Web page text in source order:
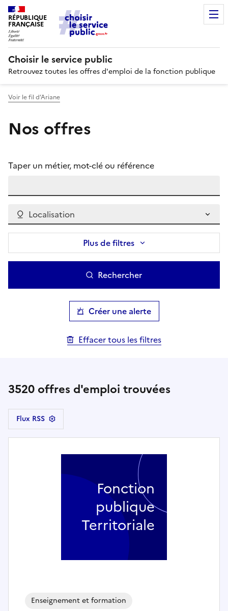
RÉPUBLIQUE
FRANÇAISE
Choisir le service public
Retrouvez toutes les offres d'emploi de la fonction publique
Voir le fil d’Ariane
Nos offres
Taper un métier, mot-clé ou référence
Localisation
Plus de filtres
Rechercher
Créer une alerte
Effacer tous les filtres
3520 offres d'emploi trouvées
Flux RSS
Enseignement et formation
Fonction
publique
Territoriale